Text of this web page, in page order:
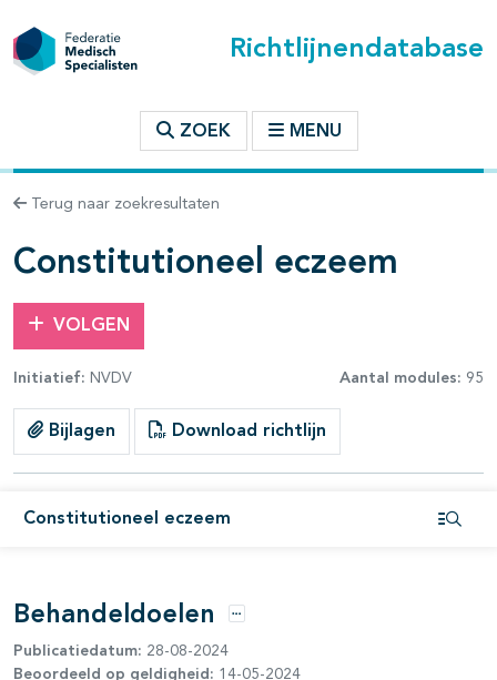
Richtlijnendatabase
ZOEK MENU
Terug naar zoekresultaten
Constitutioneel eczeem
VOLGEN
Initiatief: NVDV Aantal modules: 95
Bijlagen Download richtlijn
Constitutioneel eczeem
binnen deze richtlijn
open- en dichtklappen
open- en dichtklappen
Behandeldoelen Opties
Publicatiedatum: 28-08-2024
Beoordeeld op geldigheid: 14-05-2024